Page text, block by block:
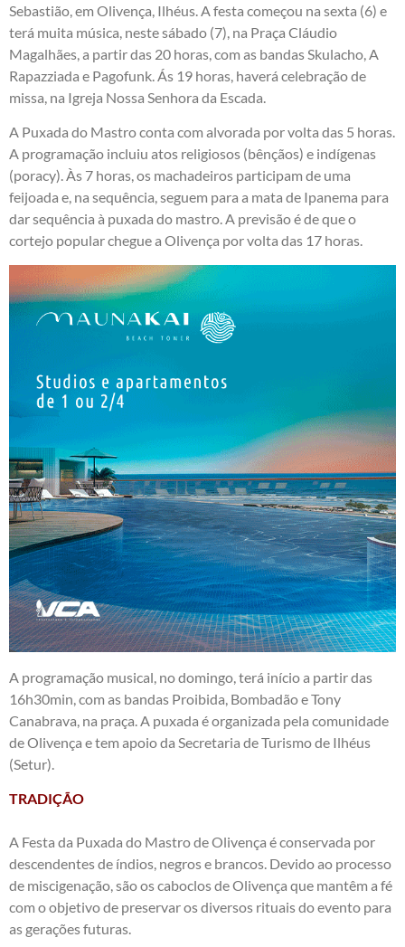
Sebastião, em Olivença, Ilhéus. A festa começou na sexta (6) e
terá muita música, neste sábado (7), na Praça Cláudio
Magalhães, a partir das 20 horas, com as bandas Skulacho, A
Rapazziada e Pagofunk. Ás 19 horas, haverá celebração de
missa, na Igreja Nossa Senhora da Escada.
A Puxada do Mastro conta com alvorada por volta das 5 horas.
A programação incluiu atos religiosos (bênçãos) e indígenas
(poracy). Às 7 horas, os machadeiros participam de uma
feijoada e, na sequência, seguem para a mata de Ipanema para
dar sequência à puxada do mastro. A previsão é de que o
cortejo popular chegue a Olivença por volta das 17 horas.
A programação musical, no domingo, terá início a partir das
16h30min, com as bandas Proibida, Bombadão e Tony
Canabrava, na praça. A puxada é organizada pela comunidade
de Olivença e tem apoio da Secretaria de Turismo de Ilhéus
(Setur).
TRADIÇÃO
A Festa da Puxada do Mastro de Olivença é conservada por
descendentes de índios, negros e brancos. Devido ao processo
de miscigenação, são os caboclos de Olivença que mantêm a fé
com o objetivo de preservar os diversos rituais do evento para
as gerações futuras.